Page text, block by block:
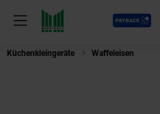
Menü
Payback
Küchenkleingeräte Waffeleisen